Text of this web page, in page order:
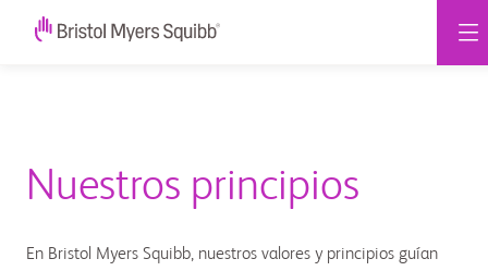
Nuestros principios
En Bristol Myers Squibb, nuestros valores y principios guían